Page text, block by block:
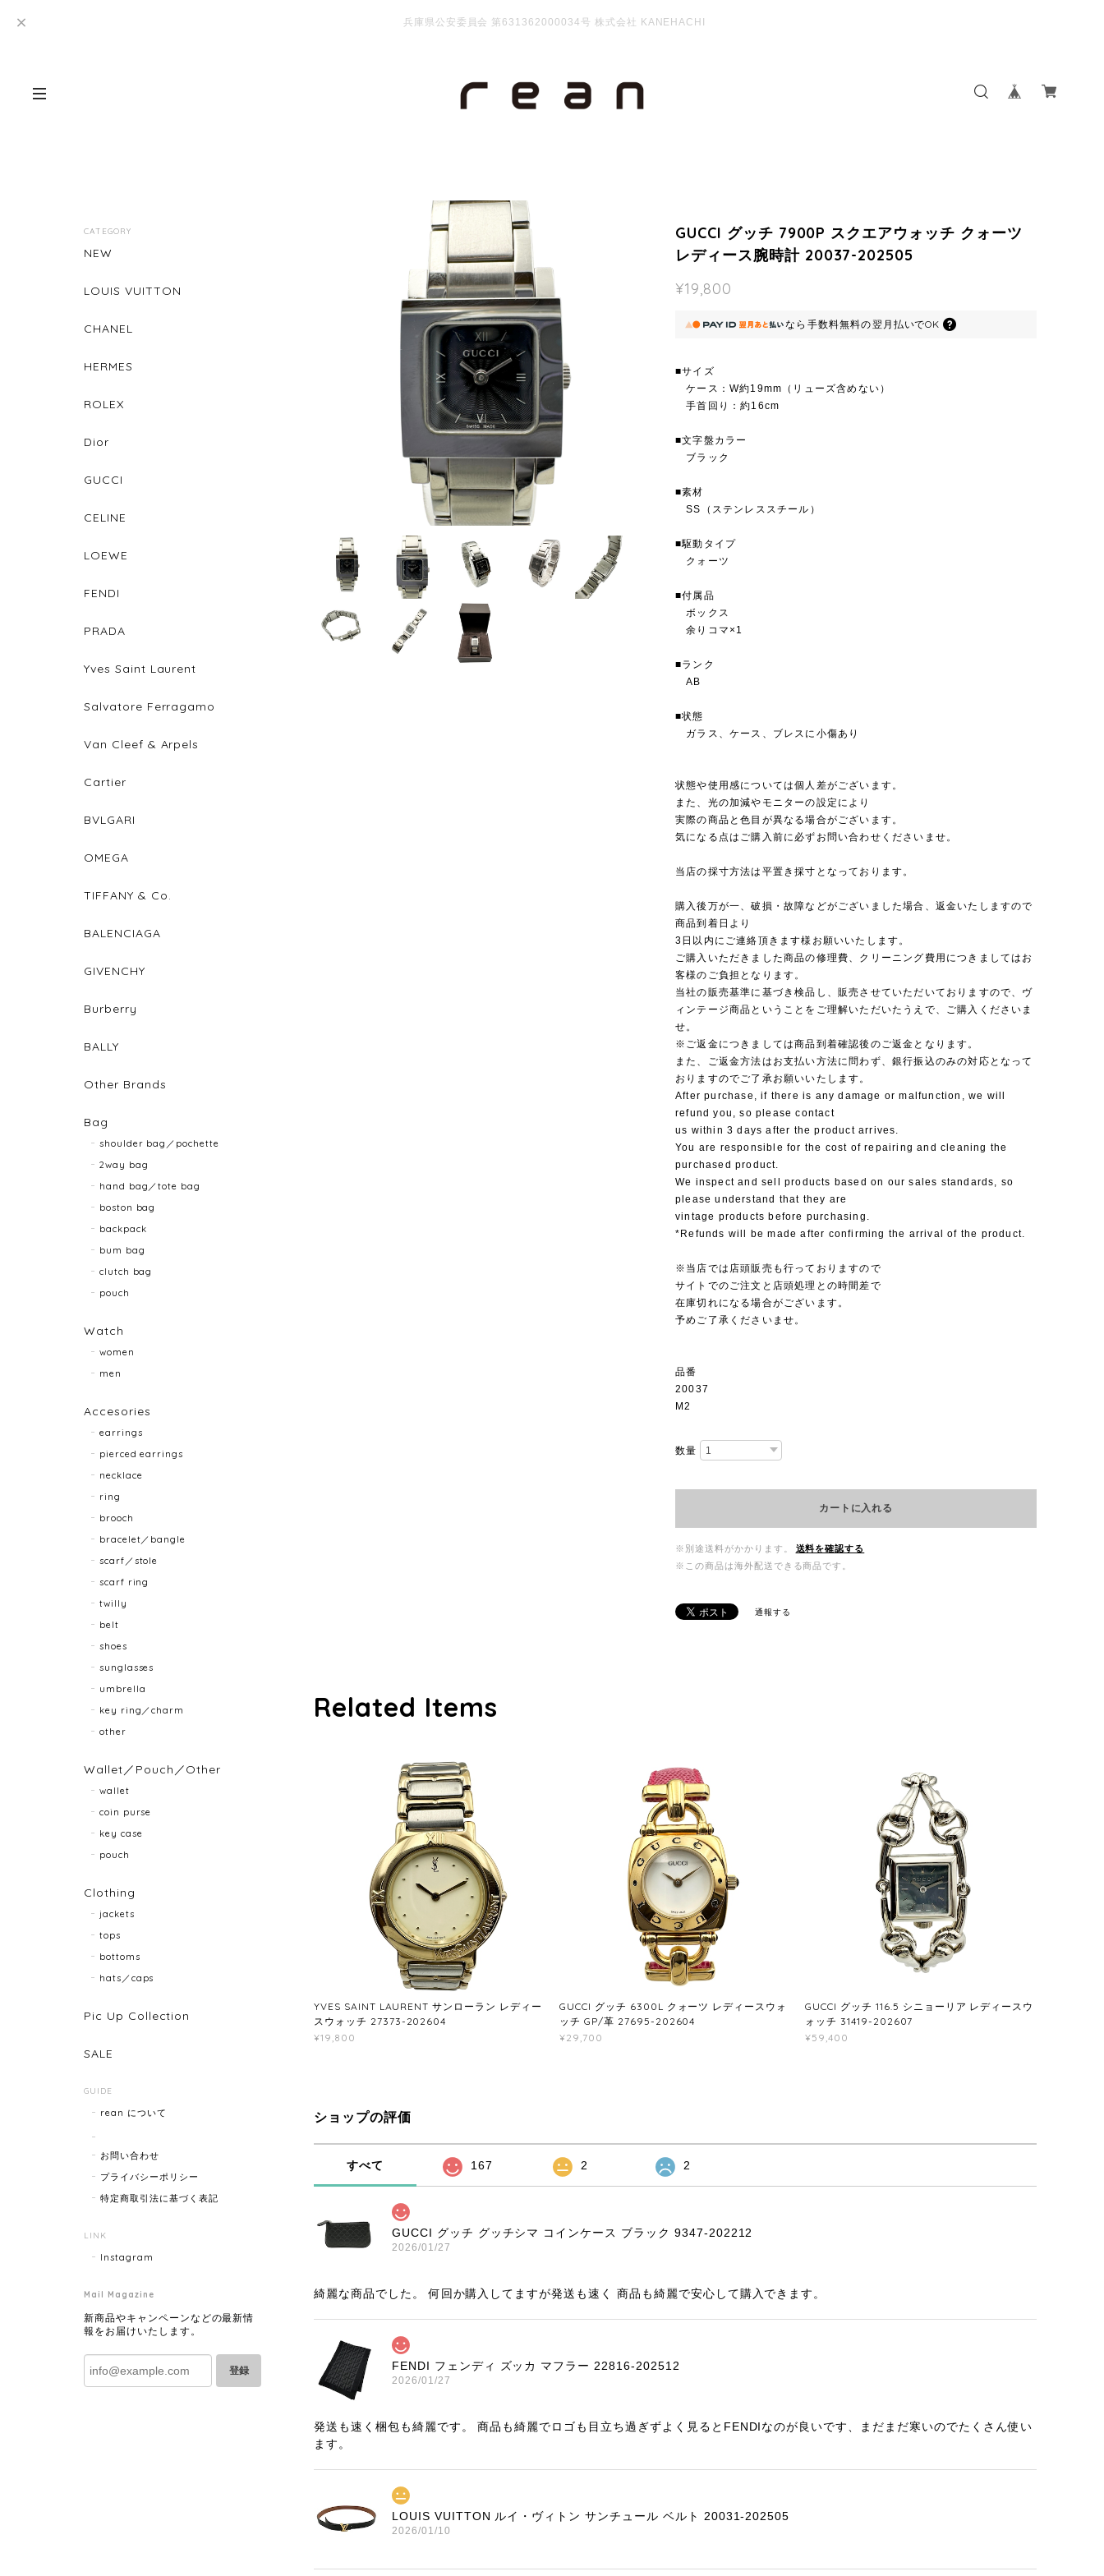
兵庫県公安委員会 第631362000034号 株式会社 KANEHACHI
GUCCI グッチ 7900P スクエアウォッチ クォーツ
レディース腕時計 20037-202505
¥19,800
なら 手数料無料の翌月払いでOK
■サイズ
ケース：W約19mm（リューズ含めない）
手首回り：約16cm
■文字盤カラー
ブラック
■素材
SS（ステンレススチール）
■駆動タイプ
クォーツ
■付属品
ボックス
余りコマ×1
■ランク
AB
■状態
ガラス、ケース、ブレスに小傷あり
状態や使用感については個人差がございます。
また、光の加減やモニターの設定により
実際の商品と色目が異なる場合がございます。
気になる点はご購入前に必ずお問い合わせくださいませ。
当店の採寸方法は平置き採寸となっております。
購入後万が一、破損・故障などがございました場合、返金いたしますので
商品到着日より
3日以内にご連絡頂きます様お願いいたします。
ご購入いただきました商品の修理費、クリーニング費用につきましてはお
客様のご負担となります。
当社の販売基準に基づき検品し、販売させていただいておりますので、ヴ
ィンテージ商品ということをご理解いただいたうえで、ご購入くださいま
せ。
※ご返金につきましては商品到着確認後のご返金となります。
また、ご返金方法はお支払い方法に問わず、銀行振込のみの対応となって
おりますのでご了承お願いいたします。
After purchase, if there is any damage or malfunction, we will
refund you, so please contact
us within 3 days after the product arrives.
You are responsible for the cost of repairing and cleaning the
purchased product.
We inspect and sell products based on our sales standards, so
please understand that they are
vintage products before purchasing.
*Refunds will be made after confirming the arrival of the product.
※当店では店頭販売も行っておりますので
サイトでのご注文と店頭処理との時間差で
在庫切れになる場合がございます。
予めご了承くださいませ。
品番
20037
M2
数量
カートに入れる
※別途送料がかかります。
送料を確認する
※この商品は海外配送できる商品です。
通報する
Related Items
YVES SAINT LAURENT サンローラン レディー
スウォッチ 27373-202604
¥19,800
GUCCI グッチ 6300L クォーツ レディースウォ
ッチ GP/革 27695-202604
¥29,700
GUCCI グッチ 116.5 シニョーリア レディースウ
ォッチ 31419-202607
¥59,400
ショップの評価
すべて 167 2 2
GUCCI グッチ グッチシマ コインケース ブラック 9347-202212
2026/01/27
綺麗な商品でした。 何回か購入してますが発送も速く 商品も綺麗で安心して購入できます。
FENDI フェンディ ズッカ マフラー 22816-202512
2026/01/27
発送も速く梱包も綺麗です。 商品も綺麗でロゴも目立ち過ぎずよく見るとFENDIなのが良いです、まだまだ寒いのでたくさん使い
ます。
LOUIS VUITTON ルイ・ヴィトン サンチュール ベルト 20031-202505
2026/01/10
CATEGORY
NEW
LOUIS VUITTON
CHANEL
HERMES
ROLEX
Dior
GUCCI
CELINE
LOEWE
FENDI
PRADA
Yves Saint Laurent
Salvatore Ferragamo
Van Cleef & Arpels
Cartier
BVLGARI
OMEGA
TIFFANY & Co.
BALENCIAGA
GIVENCHY
Burberry
BALLY
Other Brands
Bag
shoulder bag／pochette
2way bag
hand bag／tote bag
boston bag
backpack
bum bag
clutch bag
pouch
Watch
women
men
Accesories
earrings
pierced earrings
necklace
ring
brooch
bracelet／bangle
scarf／stole
scarf ring
twilly
belt
shoes
sunglasses
umbrella
key ring／charm
other
Wallet／Pouch／Other
wallet
coin purse
key case
pouch
Clothing
jackets
tops
bottoms
hats／caps
Pic Up Collection
SALE
GUIDE
rean について
お問い合わせ
プライバシーポリシー
特定商取引法に基づく表記
LINK
Instagram
Mail Magazine
新商品やキャンペーンなどの最新情
報をお届けいたします。
登録